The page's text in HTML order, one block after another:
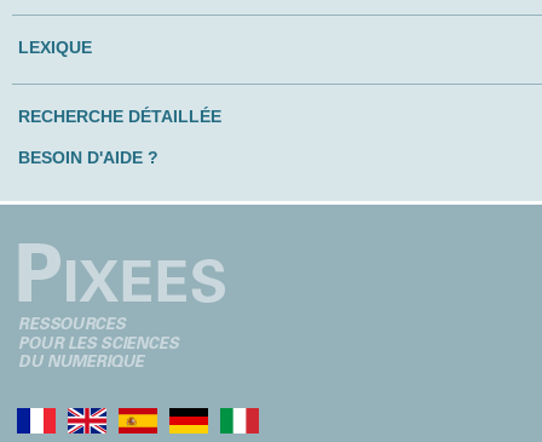
LEXIQUE
RECHERCHE DÉTAILLÉE
BESOIN D'AIDE ?